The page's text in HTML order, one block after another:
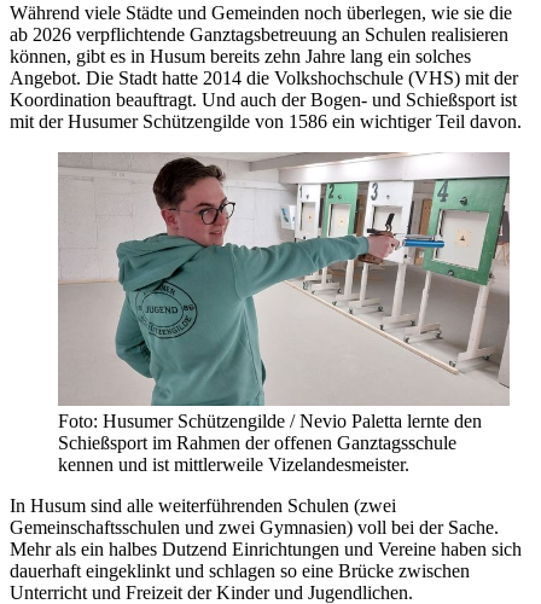
Während viele Städte und Gemeinden noch überlegen, wie sie die
ab 2026 verpflichtende Ganztagsbetreuung an Schulen realisieren
können, gibt es in Husum bereits zehn Jahre lang ein solches
Angebot. Die Stadt hatte 2014 die Volkshochschule (VHS) mit der
Koordination beauftragt. Und auch der Bogen- und Schießsport ist
mit der Husumer Schützengilde von 1586 ein wichtiger Teil davon.
Foto: Husumer Schützengilde / Nevio Paletta lernte den
Schießsport im Rahmen der offenen Ganztagsschule
kennen und ist mittlerweile Vizelandesmeister.
In Husum sind alle weiterführenden Schulen (zwei
Gemeinschaftsschulen und zwei Gymnasien) voll bei der Sache.
Mehr als ein halbes Dutzend Einrichtungen und Vereine haben sich
dauerhaft eingeklinkt und schlagen so eine Brücke zwischen
Unterricht und Freizeit der Kinder und Jugendlichen.